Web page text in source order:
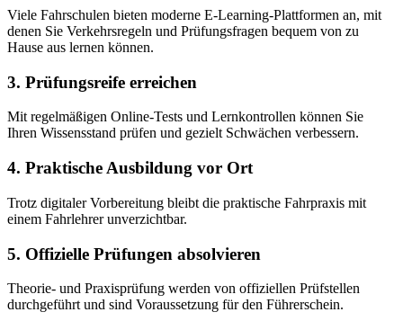
Viele Fahrschulen bieten moderne E-Learning-Plattformen an, mit
denen Sie Verkehrsregeln und Prüfungsfragen bequem von zu
Hause aus lernen können.
3. Prüfungsreife erreichen
Mit regelmäßigen Online-Tests und Lernkontrollen können Sie
Ihren Wissensstand prüfen und gezielt Schwächen verbessern.
4. Praktische Ausbildung vor Ort
Trotz digitaler Vorbereitung bleibt die praktische Fahrpraxis mit
einem Fahrlehrer unverzichtbar.
5. Offizielle Prüfungen absolvieren
Theorie- und Praxisprüfung werden von offiziellen Prüfstellen
durchgeführt und sind Voraussetzung für den Führerschein.